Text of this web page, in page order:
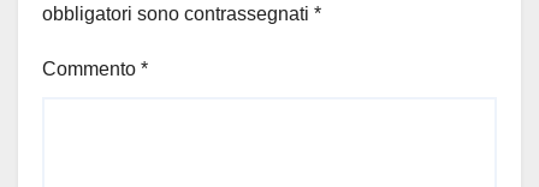
obbligatori sono contrassegnati *
Commento *